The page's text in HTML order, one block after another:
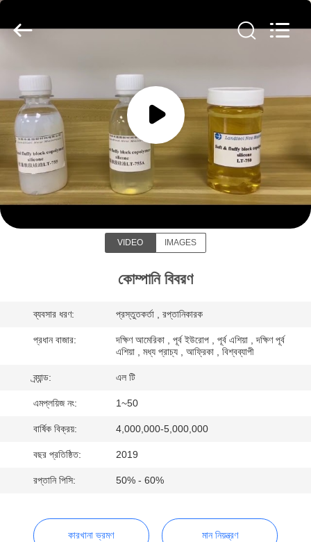
বাড়ি
পণ্য
আমাদের
সম্পর্কে
কারখানা
নিয়ন্ত্রণ
করুন
উদ্ধৃতির
আবেদন
Landtool
Co.,
Dongguan Landtool New Materials Co.,
Ltd
VIDEO IMAGES
কোম্পানি বিবরণ
ব্যবসার ধরণ: প্রস্তুতকর্তা , রপ্তানিকারক
প্রধান বাজার:
দক্ষিণ আমেরিকা , পূর্ব ইউরোপ , পূর্ব এশিয়া , দক্ষিণ পূর্ব
এশিয়া , মধ্য প্রাচ্য , আফ্রিকা , বিশ্বব্যাপী
ব্র্যান্ড: এল টি
এমপ্লয়িজ নং: 1~50
বার্ষিক বিক্রয়: 4,000,000-5,000,000
বছর প্রতিষ্ঠিত: 2019
রপ্তানি পিসি: 50% - 60%
কারখানা ভ্রমণ মান নিয়ন্ত্রণ